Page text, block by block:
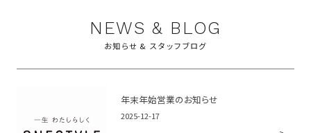
NEWS & BLOG
お知らせ & スタッフブログ
年末年始営業のお知らせ
2025-12-17